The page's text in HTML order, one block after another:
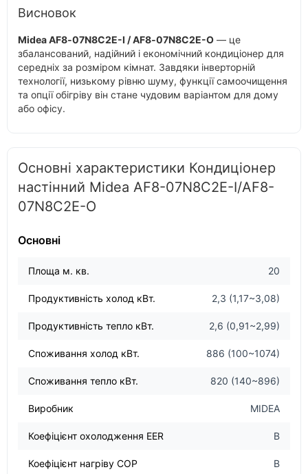
Висновок
Midea AF8‑07N8C2E-I / AF8‑07N8C2E-O — це
збалансований, надійний і економічний кондиціонер для
середніх за розміром кімнат. Завдяки інверторній
технології, низькому рівню шуму, функції самоочищення
та опції обігріву він стане чудовим варіантом для дому
або офісу.
Основні характеристики Кондиціонер
настінний Midea AF8-07N8C2E-I/AF8-
07N8C2E-O
Основні
Площа м. кв. 20
Продуктивність холод кВт. 2,3 (1,17~3,08)
Продуктивність тепло кВт. 2,6 (0,91~2,99)
Споживання холод кВт. 886 (100~1074)
Споживання тепло кВт. 820 (140~896)
Виробник MIDEA
Коефіцієнт охолодження EER B
Коефіцієнт нагріву COP B